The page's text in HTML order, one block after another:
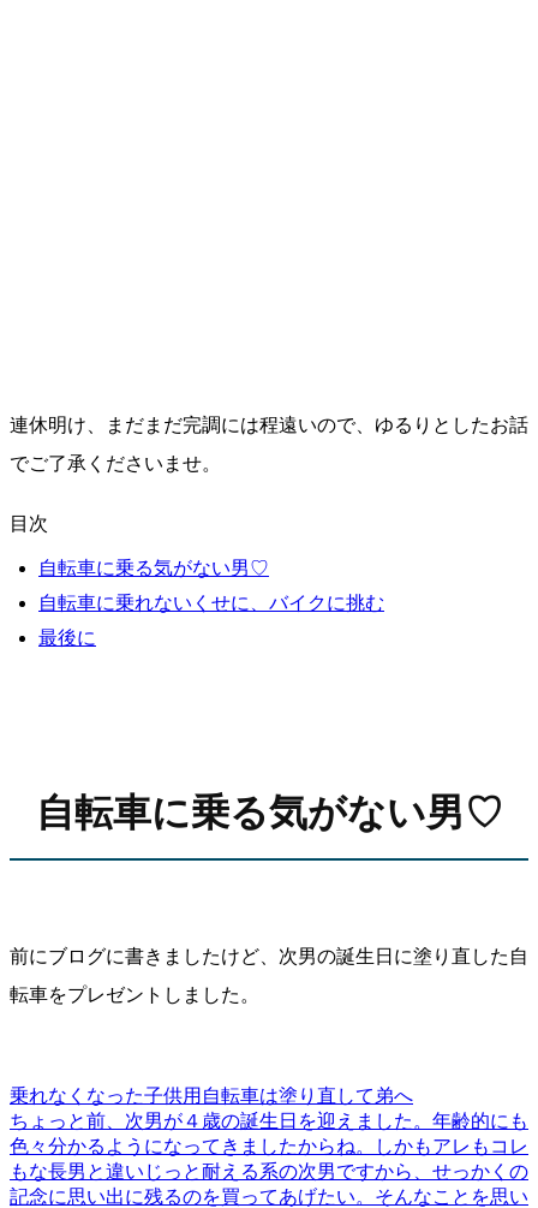
連休明け、まだまだ完調には程遠いので、ゆるりとしたお話
でご了承くださいませ。
目次
自転車に乗る気がない男♡
自転車に乗れないくせに、バイクに挑む
最後に
自転車に乗る気がない男♡
前にブログに書きましたけど、次男の誕生日に塗り直した自
転車をプレゼントしました。
乗れなくなった子供用自転車は塗り直して弟へ
ちょっと前、次男が４歳の誕生日を迎えました。年齢的にも
色々分かるようになってきましたからね。しかもアレもコレ
もな長男と違いじっと耐える系の次男ですから、せっかくの
記念に思い出に残るのを買ってあげたい。そんなことを思い